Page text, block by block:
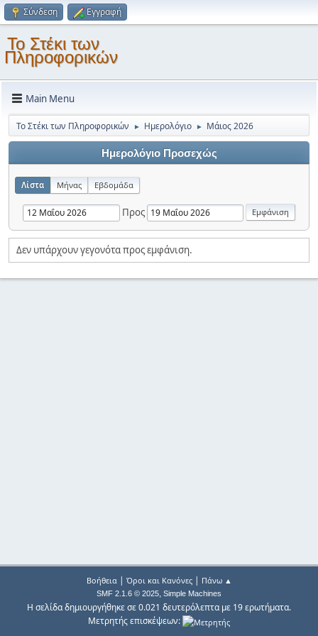
Σύνδεση Εγγραφή
Το Στέκι των
Πληροφορικών
Main Menu
Το Στέκι των Πληροφορικών ► Ημερολόγιο ► Μάιος 2026
Ημερολόγιο Προσεχώς
Λίστα Μήνας Εβδομάδα
Προς
Δεν υπάρχουν γεγονότα προς εμφάνιση.
Βοήθεια| Όροι και Κανόνες| Πάνω ▲
SMF 2.1.6 © 2025, Simple Machines
Η σελίδα δημιουργήθηκε σε 0.021 δευτερόλεπτα με 19 ερωτήματα.
Μετρητής επισκέψεων: